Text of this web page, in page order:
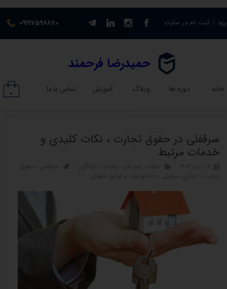
09197598870 / ثبت نام در سایت
حساب کاربری من
خروج از حساب کاربری
​حمیدرضا فرحمند​​​​​​​
خانه دوره ها وبلاگ آموزش تماس با ما ۰
سرقفلی در حقوق تجارت ، نکات کلیدی و
خدمات مرتبط